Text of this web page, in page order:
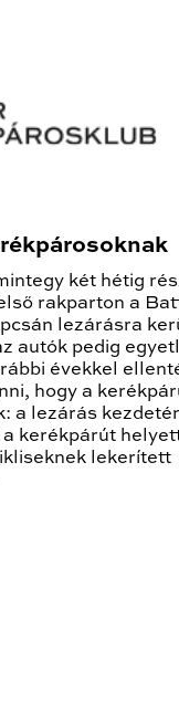
két hétig
rakparton a
lezárásra
autók pedig
évekkel
hogy a
a lezárás
kerékpárút
lekerített